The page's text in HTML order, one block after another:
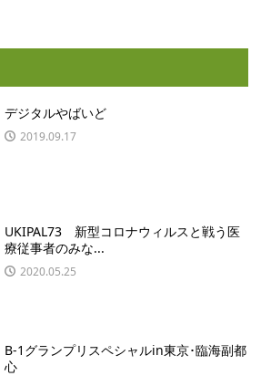
デジタルやばいど
2019.09.17
UKIPAL73 新型コロナウィルスと戦う医
療従事者のみな...
2020.05.25
B-1グランプリスペシャルin東京･臨海副都
心